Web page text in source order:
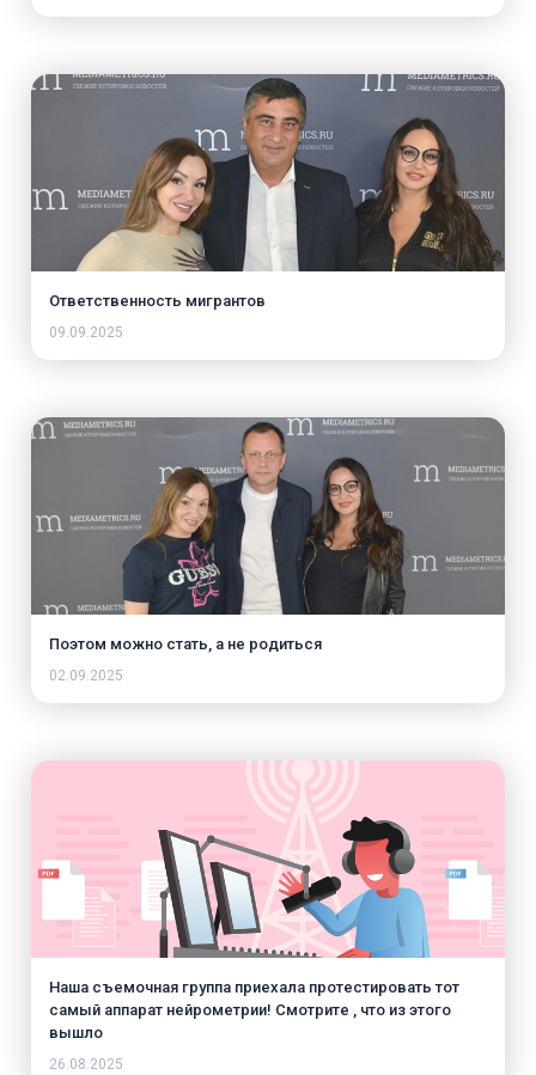
Ответственность мигрантов
09.09.2025
Поэтом можно стать, а не родиться
02.09.2025
Наша съемочная группа приехала протестировать тот
самый аппарат нейрометрии! Смотрите , что из этого
вышло
26.08.2025